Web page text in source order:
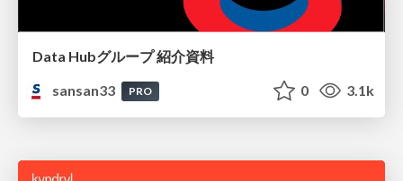
Data Hubグループ 紹介資料
sansan33
PRO 0 3.1k